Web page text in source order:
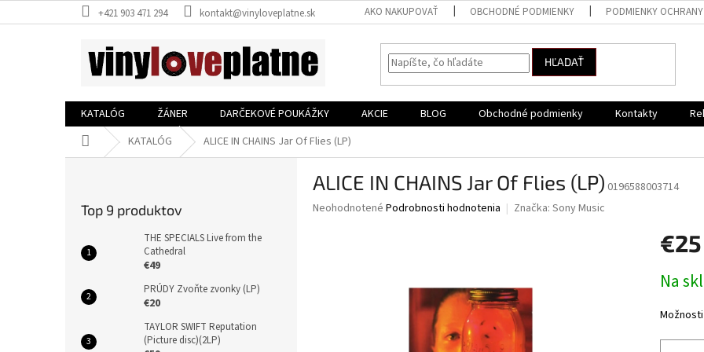
na
+421 903 471 294 kontakt@vinyloveplatne.sk AKO NAKUPOVAŤ OBCHODNÉ PODMIENKY PODMIENKY OCHRANY
HĽADAŤ
KATALÓG ŽÁNER DARČEKOVÉ POUKÁŽKY AKCIE BLOG Obchodné podmienky Kontakty
DomovKATALÓG ALICE IN CHAINS Jar Of Flies (LP)
Top 9 produktov
THE SPECIALS Live from the
Cathedral
€49
PRÚDY Zvoňte zvonky (LP)
€20
TAYLOR SWIFT Reputation
(Picture disc)(2LP)
ALICE IN CHAINS Jar Of Flies (LP) 0196588003714
Priemerné
Neohodnotené Podrobnosti hodnotenia Značka: Sony Music
€25
cena:
Na